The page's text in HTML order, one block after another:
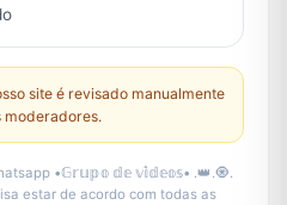
site é revisado manualmente
moderadores.
•𝔾𝕣𝕦𝕡𝕠 𝕕𝕖 𝕧𝕚́𝕕𝕖𝕠𝕤• .👑.🧿.
estar de acordo com todas as